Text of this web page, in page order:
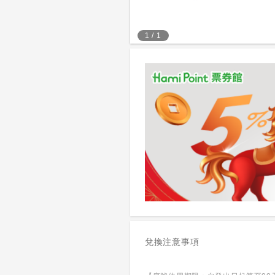
1 / 1
兌換注意事項